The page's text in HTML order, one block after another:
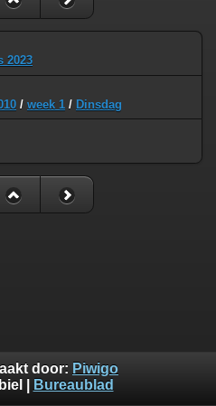
2023
/ week 1 / Dinsdag
door: Piwigo
Bureaublad